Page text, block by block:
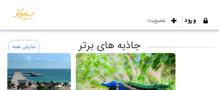
ورود عضویت
جاذبه های برتر نمایش همه